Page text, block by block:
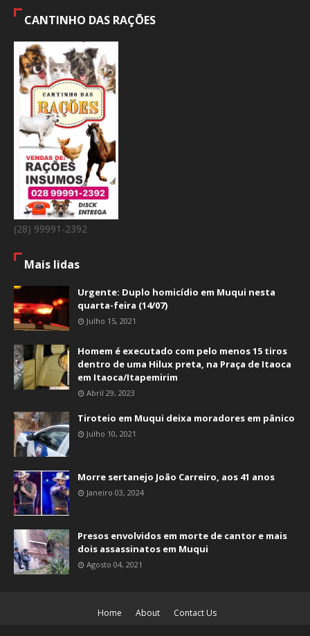
CANTINHO DAS RAÇÕES
(28) 99991-2392
Mais lidas
Urgente: Duplo homicídio em Muqui nesta
quarta-feira (14/07)
Julho 15, 2021
Homem é executado com pelo menos 15 tiros
dentro de uma Hilux preta, na Praça de Itaoca
em Itaoca/Itapemirim
Abril 29, 2023
Tiroteio em Muqui deixa moradores em pânico
Julho 10, 2021
Morre sertanejo João Carreiro, aos 41 anos
Janeiro 03, 2024
Presos envolvidos em morte de cantor e mais
dois assassinatos em Muqui
Agosto 04, 2021
Home About Contact Us